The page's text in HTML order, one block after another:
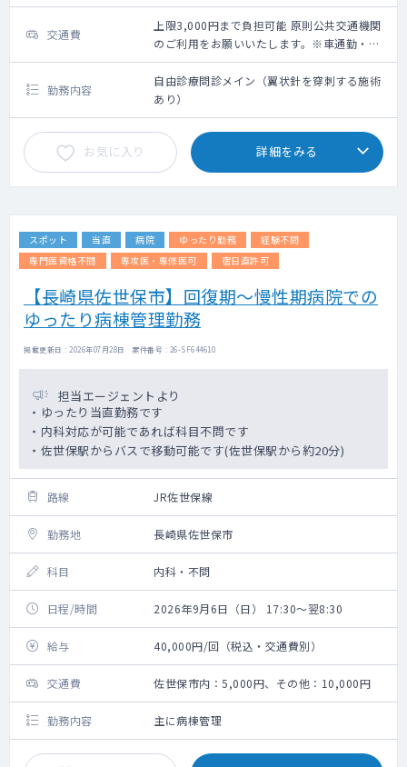
交通費
上限3,000円まで負担可能 原則公共交通機関
のご利用をお願いいたします。※車通勤・タ
クシー利用要相談
勤務内容
自由診療問診メイン（翼状針を穿刺する施術
あり）
お気に入り 詳細をみる
スポット 当直 病院 ゆったり勤務
経験不問
専門医資格不問
専攻医・専修医可 宿日直許可
【長崎県佐世保市】回復期～慢性期病院での
ゆったり病棟管理勤務
掲載更新日 : 2026年07月28日 案件番号 : 26-SF644610
担当エージェントより
・ゆったり当直勤務です
・内科対応が可能であれば科目不問です
・佐世保駅からバスで移動可能です(佐世保駅から約20分)
路線 JR佐世保線
勤務地 長崎県佐世保市
科目 内科・不問
日程/時間 2026年9月6日（日） 17:30～翌8:30
給与 40,000円/回（税込・交通費別）
交通費 佐世保市内：5,000円、その他：10,000円
勤務内容 主に病棟管理